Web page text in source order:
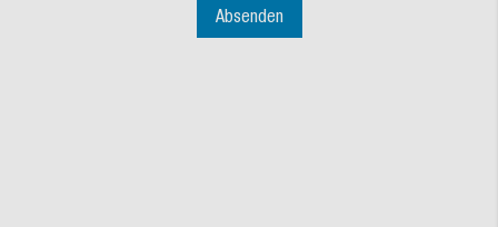
Absenden